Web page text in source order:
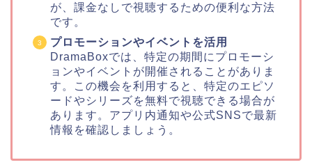
が、課金なしで視聴するための便利な方法
です。
プロモーションやイベントを活用
DramaBoxでは、特定の期間にプロモーシ
ョンやイベントが開催されることがありま
す。この機会を利用すると、特定のエピソ
ードやシリーズを無料で視聴できる場合が
あります。アプリ内通知や公式SNSで最新
情報を確認しましょう。